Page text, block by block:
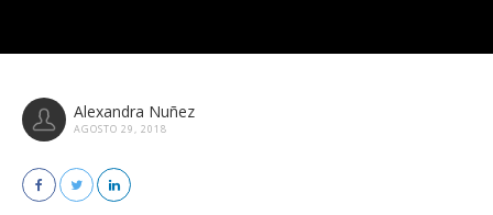
Alexandra Nuñez
AGOSTO 29, 2018